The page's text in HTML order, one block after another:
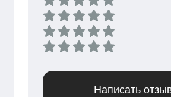
Написать